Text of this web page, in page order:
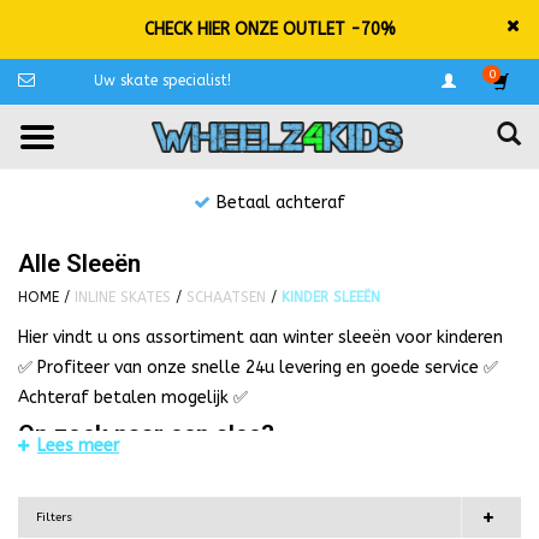
CHECK HIER ONZE OUTLET -70%
Uw skate specialist! 0
Betaal achteraf
Alle Sleeën
HOME / INLINE SKATES / SCHAATSEN / KINDER SLEEËN
Hier vindt u ons assortiment aan winter sleeën voor kinderen
✅ Profiteer van onze snelle 24u levering en goede service ✅
Achteraf betalen mogelijk ✅
Op zoek naar een slee?
Lees meer
Filters